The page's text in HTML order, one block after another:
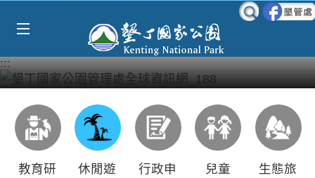
:::
教育研
休閒遊
行政申
兒童
生態旅